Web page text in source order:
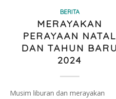
BERITA
MERAYAKAN
PERAYAAN NATAL
DAN TAHUN BARU
2024
Musim liburan dan merayakan